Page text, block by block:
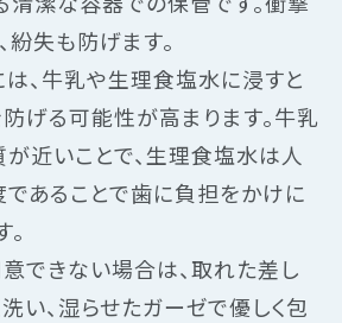
紛失も防げます。
、牛乳や生理食塩水に浸すと
げる可能性が高まります。牛乳
近いことで、生理食塩水は人
あることで歯に負担をかけに
できない場合は、取れた差し
い、湿らせたガーゼで優しく包